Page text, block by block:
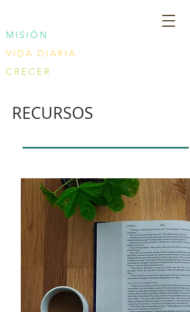
MISIÓN
VIDA DIARIA
CRECER
RECURSOS